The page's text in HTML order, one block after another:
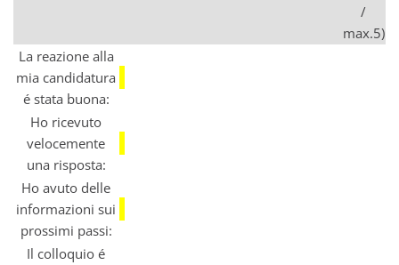
/
max.5)
La reazione alla
mia candidatura
é stata buona:
Ho ricevuto
velocemente
una risposta:
Ho avuto delle
informazioni sui
prossimi passi:
Il colloquio é